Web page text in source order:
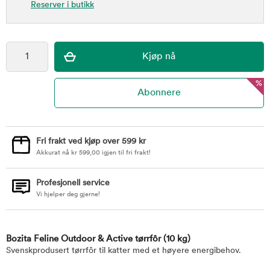
Reserver i butikk
%
Fri frakt ved kjøp over 599 kr
Akkurat nå kr 599,00 igjen til fri frakt!
Profesjonell service
Vi hjelper deg gjerne!
Bozita Feline Outdoor & Active tørrfôr (10 kg)
Svenskprodusert tørrfôr til katter med et høyere energibehov.